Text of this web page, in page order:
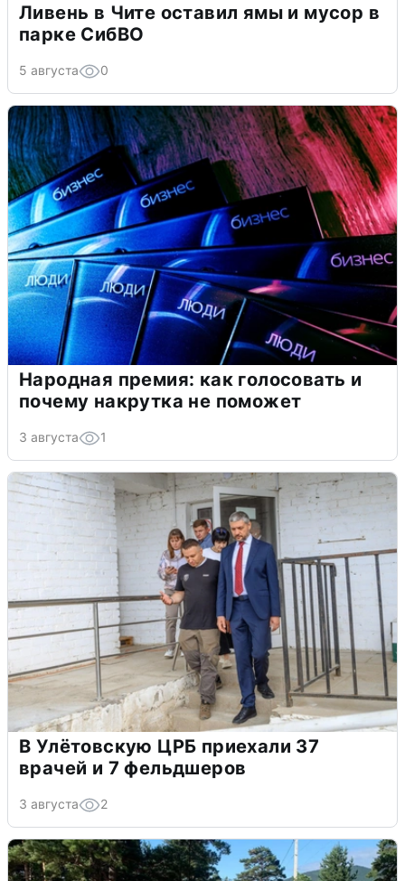
Ливень в Чите оставил ямы и мусор в
парке СибВО
5 августа 0
Народная премия: как голосовать и
почему накрутка не поможет
3 августа 1
В Улётовскую ЦРБ приехали 37
врачей и 7 фельдшеров
3 августа 2